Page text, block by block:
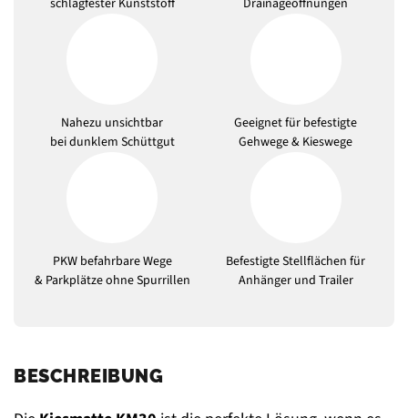
Nahezu unsichtbar
bei dunklem Schüttgut
Geeignet für befestigte
Gehwege & Kieswege
PKW befahrbare Wege
& Parkplätze ohne Spurrillen
Befestigte Stellflächen für
Anhänger und Trailer
BESCHREIBUNG